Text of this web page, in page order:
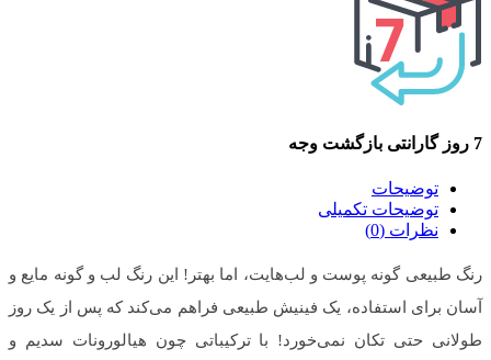
7 روز گارانتی بازگشت وجه
توضیحات
توضیحات تکمیلی
نظرات (0)
رنگ طبیعی گونه پوست و لب‌هایت، اما بهتر! این رنگ لب و گونه مایع و
آسان برای استفاده، یک فینیش طبیعی فراهم می‌کند که پس از یک روز
طولانی حتی تکان نمی‌خورد! با ترکیباتی چون هیالورونات سدیم و